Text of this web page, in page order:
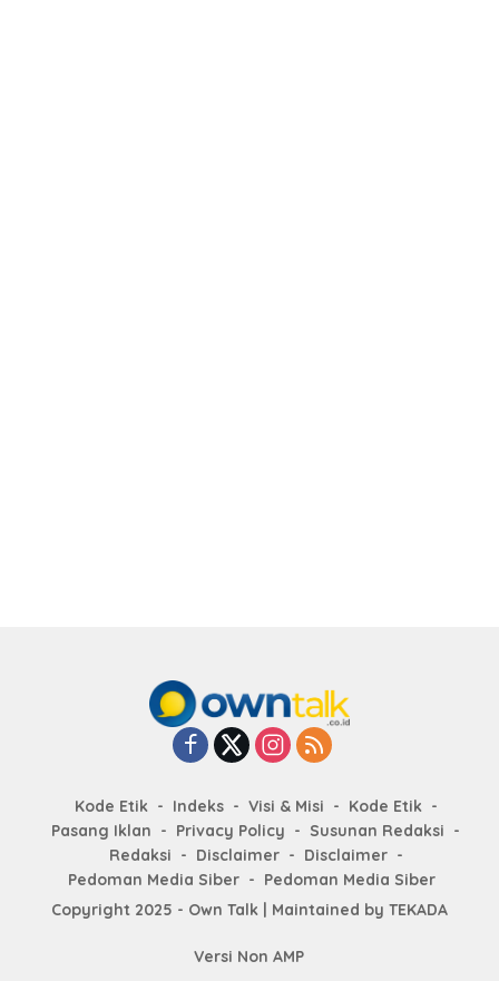
Kode Etik Indeks Visi & Misi
Kode Etik
Pasang Iklan
Privacy Policy
Susunan Redaksi
Redaksi
Disclaimer
Disclaimer
Pedoman Media Siber
Pedoman Media Siber
Copyright 2025 - Own Talk | Maintained by TEKADA
Versi Non AMP